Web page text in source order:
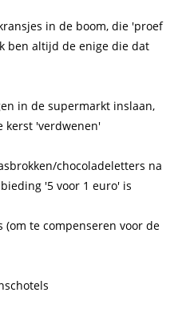
in de boom, die 'proef
ben altijd de enige die dat
in de supermarkt inslaan,
kerst 'verdwenen'
chocoladeletters na
'5 voor 1 euro' is
te compenseren voor de